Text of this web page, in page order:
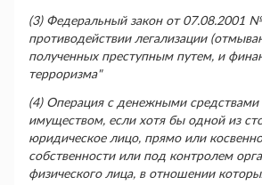
(3) Федеральный закон от 07.08.2001
противодействии легализации
полученных преступным путем, и
терроризма"
(4) Операция с денежными
имуществом, если хотя бы одной из
юридическое лицо, прямо или
собственности или под контролем
физического лица, в отношении